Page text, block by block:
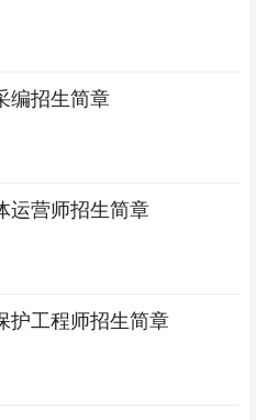
编招生简章
运营师招生简章
护工程师招生简章